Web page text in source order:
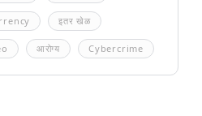
इतर खेळ
आरोग्य Cybercrime